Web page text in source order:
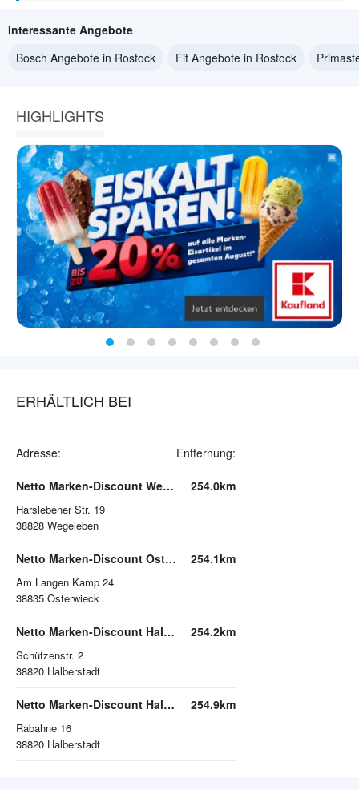
Interessante Angebote
Bosch Angebote in Rostock
Fit Angebote in Rostock
HIGHLIGHTS
ERHÄLTLICH BEI
Adresse: Entfernung:
Netto Marken-Discount Wegeleben
Harslebener Str. 19
38828 Wegeleben
254.0km
Netto Marken-Discount Osterwieck
Am Langen Kamp 24
38835 Osterwieck
254.1km
Netto Marken-Discount Halberstadt
Schützenstr. 2
38820 Halberstadt
254.2km
Netto Marken-Discount Halberstadt
Rabahne 16
38820 Halberstadt
254.9km